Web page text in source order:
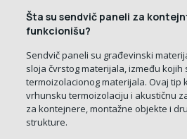
Šta su sendvič paneli za
funkcionišu?
Sendvič paneli su građevinski
sloja čvrstog materijala, između kojih
termoizolacionog materijala. Ovaj tip
vrhunsku termoizolaciju i akustičnu
za kontejnere, montažne objekte i
strukture.